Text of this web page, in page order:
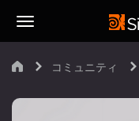
コミュニティ